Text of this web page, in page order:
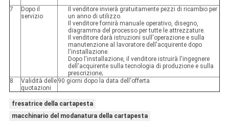
7
Dopo il
servizio
Il venditore invierà gratuitamente pezzi di ricambio per
un anno di utilizzo.
Il venditore fornirà manuale operativo, disegno,
diagramma del processo per tutte le attrezzature.
Il venditore darà istruzioni sull'operazione e sulla
manutenzione al lavoratore dell'acquirente dopo
l'installazione.
Dopo l'installazione, il venditore istruirà l'ingegnere
dell'acquirente sulla tecnologia di produzione e sulla
prescrizione;
8
Validità delle
quotazioni
90 giorni dopo la data dell'offerta
fresatrice della cartapesta
macchinario del modanatura della cartapesta